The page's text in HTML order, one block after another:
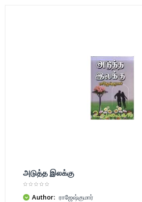
அடுத்த இலக்கு
Author: ராஜேஷ்குமார்